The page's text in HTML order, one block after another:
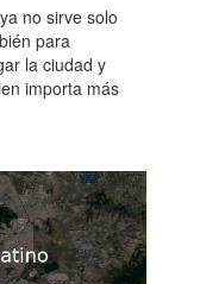
no sirve solo
para
la ciudad y
importa más